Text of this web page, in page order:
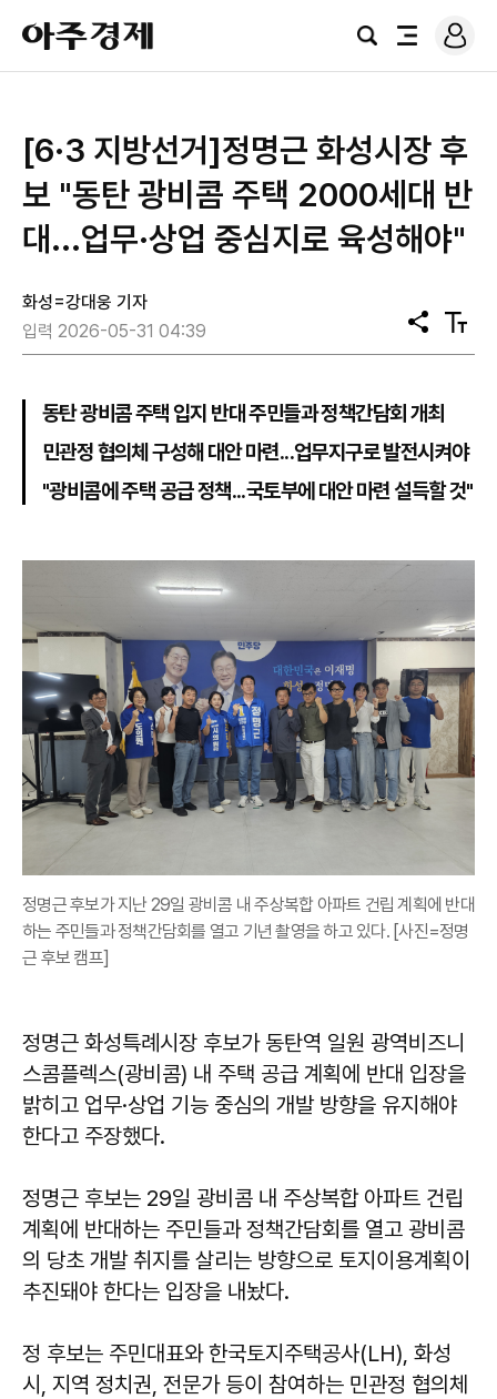
아
주
경
검
전
로
그
[6·3 지방선거]정명근 화성시장 후
보 "동탄 광비콤 주택 2000세대 반
대...업무·상업 중심지로 육성해야"
화성=강대웅 기자
입력 2026-05-31 04:39
공
유
텍
스
동탄 광비콤 주택 입지 반대 주민들과 정책간담회 개최
민관정 협의체 구성해 대안 마련...업무지구로 발전시켜야
"광비콤에 주택 공급 정책...국토부에 대안 마련 설득할 것"
정명근 후보가 지난 29일 광비콤 내 주상복합 아파트 건립 계획에 반대
하는 주민들과 정책간담회를 열고 기년 촬영을 하고 있다. [사진=정명
근 후보 캠프]
정명근 화성특례시장 후보가 동탄역 일원 광역비즈니
스콤플렉스(광비콤) 내 주택 공급 계획에 반대 입장을
밝히고 업무·상업 기능 중심의 개발 방향을 유지해야
한다고 주장했다.
정명근 후보는 29일 광비콤 내 주상복합 아파트 건립
계획에 반대하는 주민들과 정책간담회를 열고 광비콤
의 당초 개발 취지를 살리는 방향으로 토지이용계획이
추진돼야 한다는 입장을 내놨다.
정 후보는 주민대표와 한국토지주택공사(LH), 화성
시, 지역 정치권, 전문가 등이 참여하는 민관정 협의체